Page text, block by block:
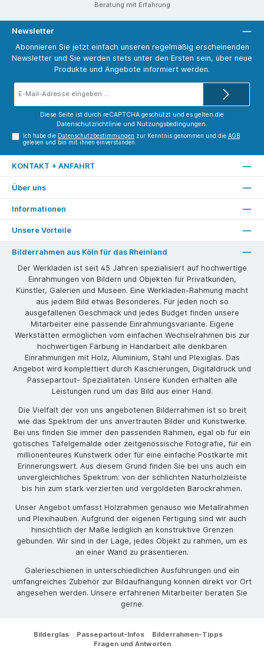
Beratung mit Erfahrung
Newsletter
Abonnieren Sie jetzt einfach unseren regelmäßig erscheinenden
Newsletter und Sie werden stets unter den Ersten sein, über neue
Produkte und Angebote informiert werden.
Diese Seite ist durch reCAPTCHA geschützt und es gelten die
Datenschutzrichtlinie und Nutzungsbedingungen
Ich habe die Datenschutzbestimmungen zur Kenntnis genommen und dieAGB
gelesen und bin mit ihnen einverstanden.
KONTAKT + ANFAHRT
Über uns
Informationen
Unsere Vorteile
Bilderrahmen aus Köln für das Rheinland
Der Werkladen ist seit 45 Jahren spezialisiert auf hochwertige
Einrahmungen von Bildern und Objekten für Privatkunden,
Künstler, Galerien und Museen. Eine Werkladen-Rahmung macht
aus jedem Bild etwas Besonderes. Für jeden noch so
ausgefallenen Geschmack und jedes Budget finden unsere
Mitarbeiter eine passende Einrahmungsvariante. Eigene
Werkstätten ermöglichen vom einfachen Wechselrahmen bis zur
hochwertigen Färbung in Handarbeit alle denkbaren
Einrahmungen mit Holz, Aluminium, Stahl und Plexiglas. Das
Angebot wird komplettiert durch Kaschierungen, Digitaldruck und
Passepartout- Spezialitäten. Unsere Kunden erhalten alle
Leistungen rund um das Bild aus einer Hand.
Die Vielfalt der von uns angebotenen Bilderrahmen ist so breit
wie das Spektrum der uns anvertrauten Bilder und Kunstwerke.
Bei uns finden Sie immer den passenden Rahmen, egal ob für ein
gotisches Tafelgemälde oder zeitgenössische Fotografie, für ein
millionenteures Kunstwerk oder für eine einfache Postkarte mit
Erinnerungswert. Aus diesem Grund finden Sie bei uns auch ein
unvergleichliches Spektrum: von der schlichten Naturholzleiste
bis hin zum stark verzierten und vergoldeten Barockrahmen.
Unser Angebot umfasst Holzrahmen genauso wie Metallrahmen
und Plexihauben. Aufgrund der eigenen Fertigung sind wir auch
hinsichtlich der Maße lediglich an konstruktive Grenzen
gebunden. Wir sind in der Lage, jedes Objekt zu rahmen, um es
an einer Wand zu präsentieren.
Galerieschienen in unterschiedlichen Ausführungen und ein
umfangreiches Zubehör zur Bildaufhängung können direkt vor Ort
angesehen werden. Unsere erfahrenen Mitarbeiter beraten Sie
gerne.
Bilderglas Passepartout-Infos
Bilderrahmen-Tipps
Fragen und Antworten